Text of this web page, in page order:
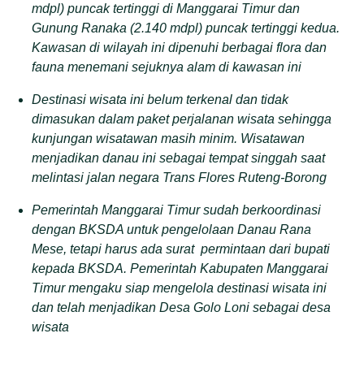
mdpl) puncak tertinggi di Manggarai Timur dan
Gunung Ranaka (2.140 mdpl) puncak tertinggi kedua.
Kawasan di wilayah ini dipenuhi berbagai flora dan
fauna menemani sejuknya alam di kawasan ini
Destinasi wisata ini belum terkenal dan tidak
dimasukan dalam paket perjalanan wisata sehingga
kunjungan wisatawan masih minim. Wisatawan
menjadikan danau ini sebagai tempat singgah saat
melintasi jalan negara Trans Flores Ruteng-Borong
Pemerintah Manggarai Timur sudah berkoordinasi
dengan BKSDA untuk pengelolaan Danau Rana
Mese, tetapi harus ada surat permintaan dari bupati
kepada BKSDA. Pemerintah Kabupaten Manggarai
Timur mengaku siap mengelola destinasi wisata ini
dan telah menjadikan Desa Golo Loni sebagai desa
wisata